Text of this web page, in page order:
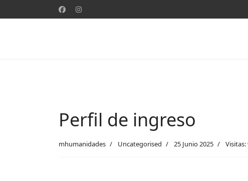
Perfil de ingreso
mhumanidades Uncategorised 25 Junio 2025 Visitas: